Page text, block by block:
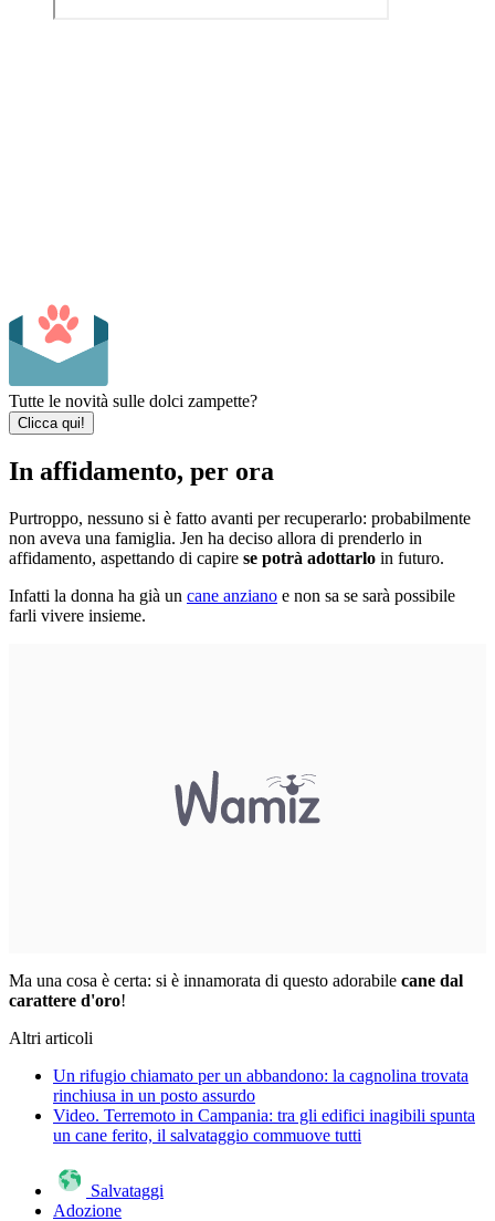
Tutte le novità sulle dolci zampette?
Clicca qui!
In affidamento, per ora
Purtroppo, nessuno si è fatto avanti per recuperarlo: probabilmente
non aveva una famiglia. Jen ha deciso allora di prenderlo in
affidamento, aspettando di capire se potrà adottarlo in futuro.
Infatti la donna ha già un cane anziano e non sa se sarà possibile
farli vivere insieme.
Ma una cosa è certa: si è innamorata di questo adorabile cane dal
carattere d'oro!
Altri articoli
Un rifugio chiamato per un abbandono: la cagnolina trovata
rinchiusa in un posto assurdo
Video. Terremoto in Campania: tra gli edifici inagibili spunta
un cane ferito, il salvataggio commuove tutti
Salvataggi
Adozione